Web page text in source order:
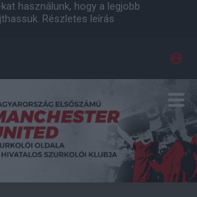
használunk, hogy a legjobb
Részletes leírás